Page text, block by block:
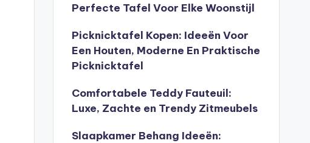
Perfecte Tafel Voor Elke Woonstijl
Picknicktafel Kopen: Ideeën Voor
Een Houten, Moderne En Praktische
Picknicktafel
Comfortabele Teddy Fauteuil:
Luxe, Zachte en Trendy Zitmeubels
Slaapkamer Behang Ideeën: